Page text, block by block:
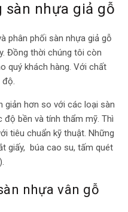
sàn nhựa giả gỗ
phân phối sàn nhựa giả gỗ
Đồng thời chúng tôi còn
quý khách hàng. Với chất
độ.
giản hơn so với các loại sàn
độ bền và tính thẩm mỹ. Thì
tiêu chuẩn kỹ thuật. Những
giấy, búa cao su, tấm quét
nhựa vân gỗ